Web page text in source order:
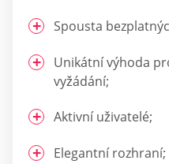
Spousta
Unikátní výhoda
vyžádání;
Aktivní uživatelé;
Elegantní rozhraní;